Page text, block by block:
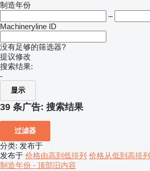
制造年份
–
Machineryline ID
没有足够的筛选器?
提议修改
搜索结果:
-
显示
39 条广告: 搜索结果
过滤器
分类: 发布于
发布于 价格由高到低排列 价格从低到高排列
制造年份 - 顶部旧内容